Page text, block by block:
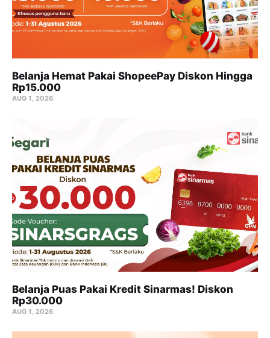
Belanja Hemat Pakai ShopeePay Diskon Hingga
Rp15.000
AUG 1, 2026
Belanja Puas Pakai Kredit Sinarmas! Diskon
Rp30.000
AUG 1, 2026